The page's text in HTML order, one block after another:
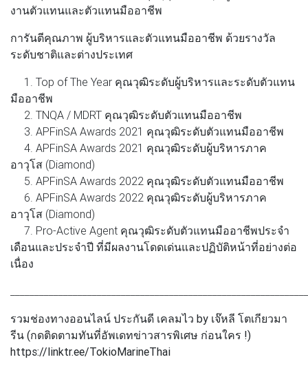
งานตัวแทนและตัวแทนมืออาชีพ
การันตีคุณภาพ ผู้บริหารและตัวแทนมืออาชีพ ด้วยรางวัล
ระดับชาติและต่างประเทศ
1. Top of The Year คุณวุฒิระดับผู้บริหารและระดับตัวแทน
มืออาชีพ
2. TNQA / MDRT คุณวุฒิระดับตัวแทนมืออาชีพ
3. APFinSA Awards 2021 คุณวุฒิระดับตัวแทนมืออาชีพ
4. APFinSA Awards 2021 คุณวุฒิระดับผู้บริหารภาค
อาวุโส (Diamond)
5. APFinSA Awards 2022 คุณวุฒิระดับตัวแทนมืออาชีพ
6. APFinSA Awards 2022 คุณวุฒิระดับผู้บริหารภาค
อาวุโส (Diamond)
7. Pro-Active Agent คุณวุฒิระดับตัวแทนมืออาชีพประจํา
เดือนและประจําปี ที่มีผลงานโดดเด่นและปฏิบัติหน้าที่อย่างต่อ
เนื่อง
รวมช่องทางออนไลน์ ประกันดี เคลมไว by เจ๊หลี โตเกียวมา
รีน (กดติดตามทันที่อัพเดทข่าวสารพิเศษ ก่อนใคร !)
https://linktr.ee/TokioMarineThai